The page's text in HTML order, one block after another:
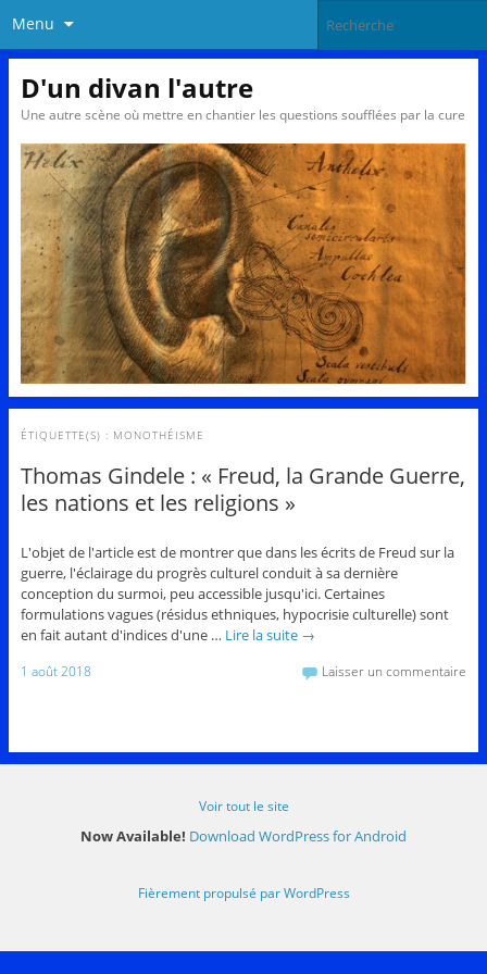
Menu
D'un divan l'autre
Une autre scène où mettre en chantier les questions soufflées par la cure
ÉTIQUETTE(S) : MONOTHÉISME
Thomas Gindele : « Freud, la Grande Guerre,
les nations et les religions »
L'objet de l'article est de montrer que dans les écrits de Freud sur la
guerre, l'éclairage du progrès culturel conduit à sa dernière
conception du surmoi, peu accessible jusqu'ici. Certaines
formulations vagues (résidus ethniques, hypocrisie culturelle) sont
en fait autant d'indices d'une … Lire la suite →
1 août 2018 Laisser un commentaire
Voir tout le site
Now Available! Download WordPress for Android
Fièrement propulsé par WordPress